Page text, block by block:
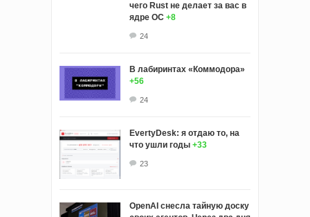
чего Rust не делает за вас в
ядре ОС +8
24
В лабиринтах «Коммодора»
+56
24
EvertyDesk: я отдаю то, на
что ушли годы +33
23
OpenAI снесла тайную доску